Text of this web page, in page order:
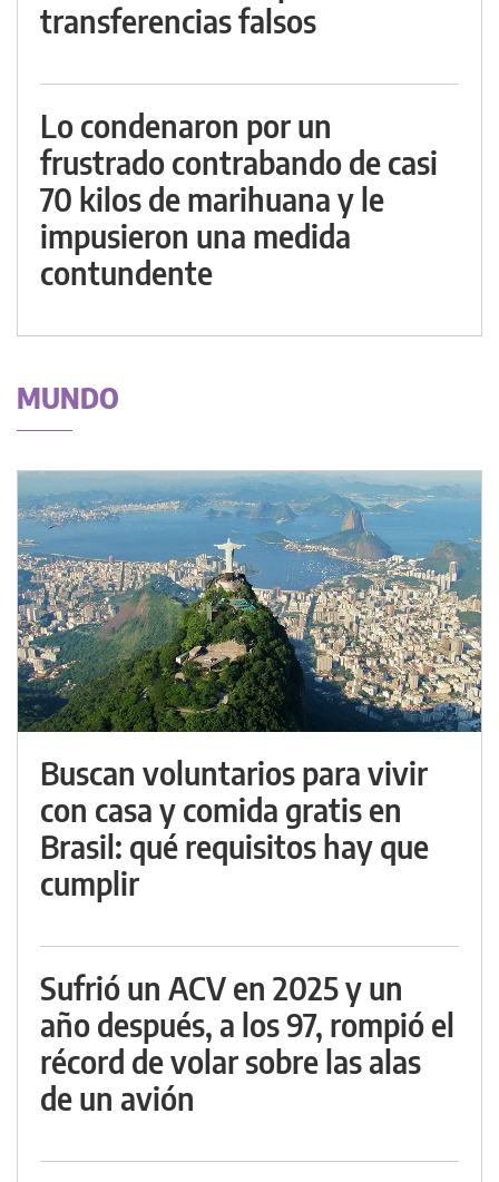
transferencias falsos
Lo condenaron por un
frustrado contrabando de casi
70 kilos de marihuana y le
impusieron una medida
contundente
MUNDO
Buscan voluntarios para vivir
con casa y comida gratis en
Brasil: qué requisitos hay que
cumplir
Sufrió un ACV en 2025 y un
año después, a los 97, rompió el
récord de volar sobre las alas
de un avión